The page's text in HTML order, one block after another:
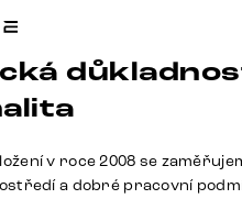
látka
křížová
podnož
v roce 2008 se
a dobré pracovní